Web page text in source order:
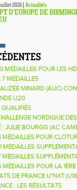
2026 Actualités
D'EUROPE DE
MÉDAILLES POUR LES
MÉDAILLES
ALIZÉE MINARD (AUC)
U20
QUALIFIÉS
NORDIQUE
BOURGIS (AC
DE LA PERCHE
MÉDAILLES POUR
MÉDAILLES
MÉDAILLES
MÉDAILLES POUR LA
DE FRANCE U*NXT
: LES RÉSULTATS